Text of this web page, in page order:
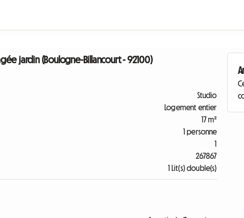
jardin (Boulogne-Billancourt - 92100)
Studio
Logement entier
17 m²
1 personne
1
267867
1 Lit(s) double(s)